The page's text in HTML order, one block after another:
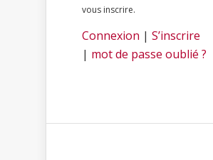
vous inscrire.
Connexion | S’inscrire
| mot de passe oublié ?